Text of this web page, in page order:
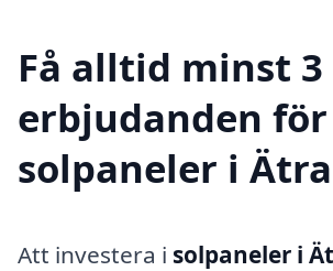
Få alltid minst 3
erbjudanden för
solpaneler i
Att investera i solpaneler i